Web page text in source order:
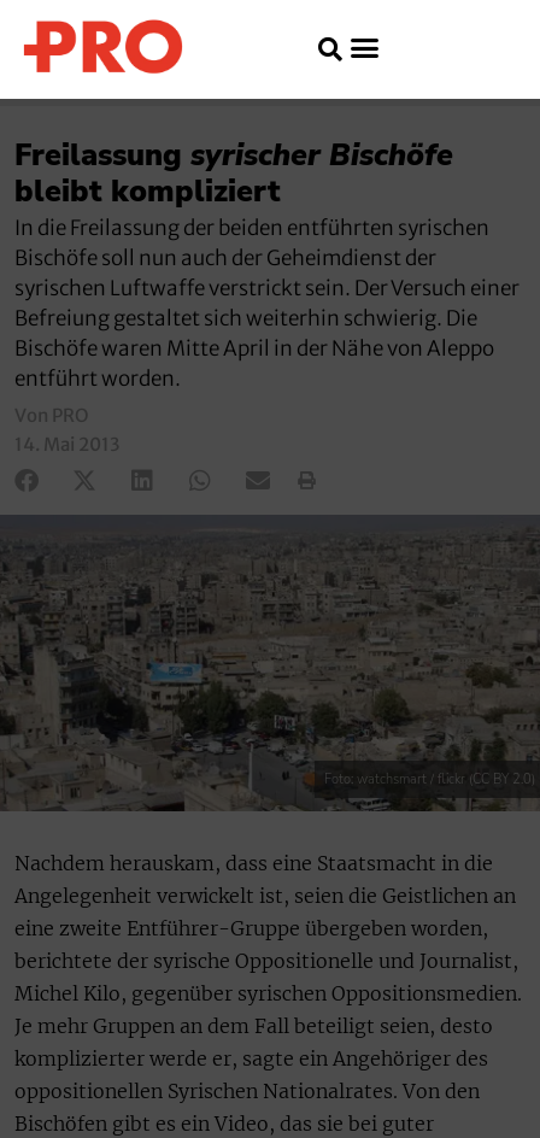
Freilassung syrischer Bischöfe
bleibt kompliziert
In die Freilassung der beiden entführten syrischen
Bischöfe soll nun auch der Geheimdienst der
syrischen Luftwaffe verstrickt sein. Der Versuch einer
Befreiung gestaltet sich weiterhin schwierig. Die
Bischöfe waren Mitte April in der Nähe von Aleppo
entführt worden.
Von PRO
14. Mai 2013
Foto: watchsmart / flickr (CC BY 2.0)
Nachdem herauskam, dass eine Staatsmacht in die
Angelegenheit verwickelt ist, seien die Geistlichen an
eine zweite Entführer-Gruppe übergeben worden,
berichtete der syrische Oppositionelle und Journalist,
Michel Kilo, gegenüber syrischen Oppositionsmedien.
Je mehr Gruppen an dem Fall beteiligt seien, desto
komplizierter werde er, sagte ein Angehöriger des
oppositionellen Syrischen Nationalrates. Von den
Bischöfen gibt es ein Video, das sie bei guter